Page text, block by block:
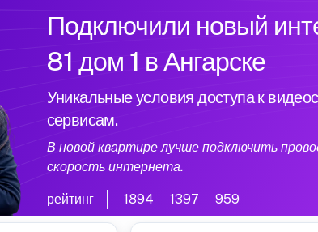
Подключили новый
81 дом 1 в Ангарске
Уникальные условия доступа к
сервисам.
В новой квартире лучше подключить
скорость интернета.
рейтинг 1894 1397 959